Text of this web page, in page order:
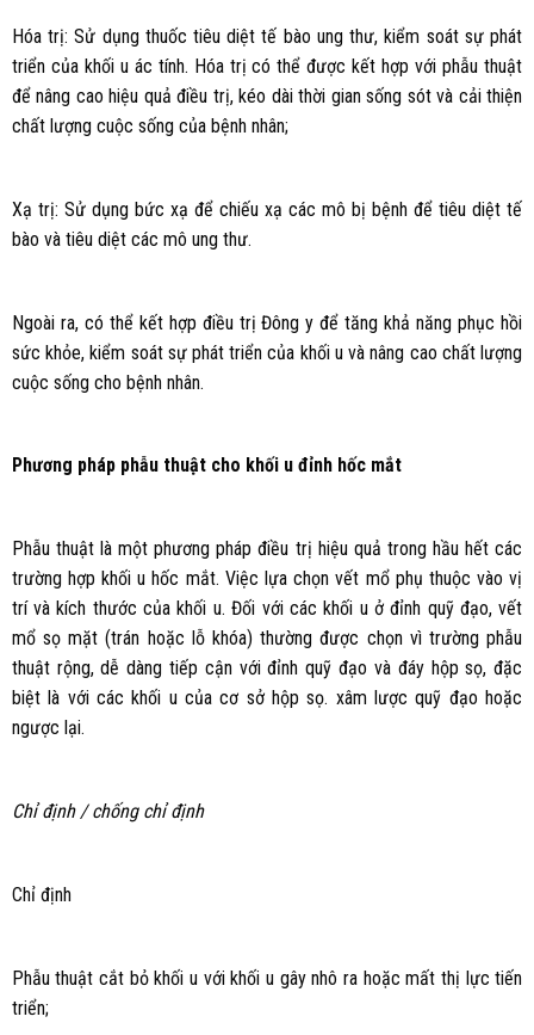
Hóa trị: Sử dụng thuốc tiêu diệt tế bào ung thư, kiểm soát sự phát
triển của khối u ác tính. Hóa trị có thể được kết hợp với phẫu thuật
để nâng cao hiệu quả điều trị, kéo dài thời gian sống sót và cải thiện
chất lượng cuộc sống của bệnh nhân;
Xạ trị: Sử dụng bức xạ để chiếu xạ các mô bị bệnh để tiêu diệt tế
bào và tiêu diệt các mô ung thư.
Ngoài ra, có thể kết hợp điều trị Đông y để tăng khả năng phục hồi
sức khỏe, kiểm soát sự phát triển của khối u và nâng cao chất lượng
cuộc sống cho bệnh nhân.
Phương pháp phẫu thuật cho khối u đỉnh hốc mắt
Phẫu thuật là một phương pháp điều trị hiệu quả trong hầu hết các
trường hợp khối u hốc mắt. Việc lựa chọn vết mổ phụ thuộc vào vị
trí và kích thước của khối u. Đối với các khối u ở đỉnh quỹ đạo, vết
mổ sọ mặt (trán hoặc lỗ khóa) thường được chọn vì trường phẫu
thuật rộng, dễ dàng tiếp cận với đỉnh quỹ đạo và đáy hộp sọ, đặc
biệt là với các khối u của cơ sở hộp sọ. xâm lược quỹ đạo hoặc
ngược lại.
Chỉ định / chống chỉ định
Chỉ định
Phẫu thuật cắt bỏ khối u với khối u gây nhô ra hoặc mất thị lực tiến
triển;